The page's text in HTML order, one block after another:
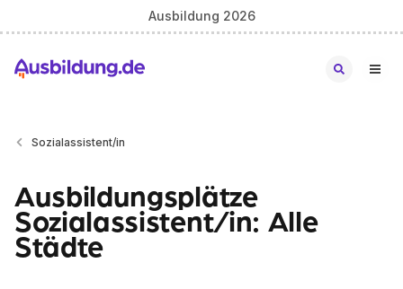
Ausbildung 2026
Sozialassistent/in
Ausbildungsplätze
Sozialassistent/in: Alle
Städte